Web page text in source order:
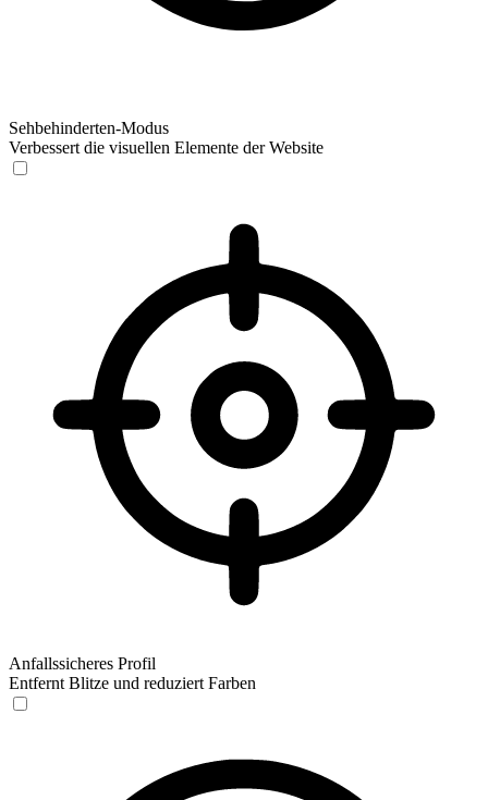
Sehbehinderten-Modus
Verbessert die visuellen Elemente der Website
Anfallssicheres Profil
Entfernt Blitze und reduziert Farben